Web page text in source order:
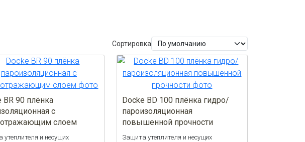
Сортировка
ВR 90 плёнка
с
слоем
утеплителя и несущих
Docke ВD 100 плёнка гидро/
пароизоляционная
повышенной прочности
Защита утеплителя и несущих